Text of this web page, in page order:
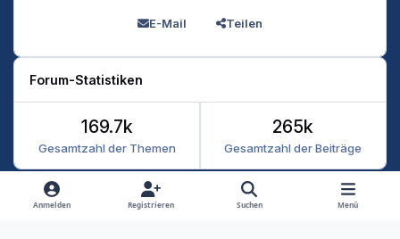
E-Mail Teilen
Forum-Statistiken
Gesamtzahl der Themen
169.7k
Gesamtzahl der Beiträge
265k
Heller Modus
Dunkler Modus
Systemeinstellung
Anmelden Registrieren Suchen Menü